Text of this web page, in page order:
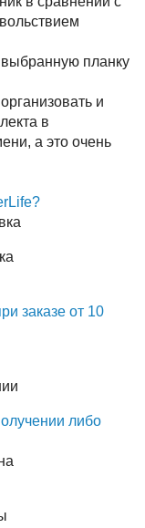
планку
и
в
а это очень
заказе от 10
либо